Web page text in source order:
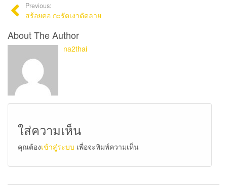
Previous:
สร้อยคอ กะรัตเงาตัดลาย
About The Author
na2thai
ใส่ความเห็น
คุณต้องเข้าสู่ระบบ เพื่อจะพิมพ์ความเห็น